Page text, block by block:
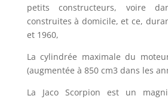
petits constructeurs, voire
construites à domicile, et ce,
et 1960,
La cylindrée maximale du
(augmentée à 850 cm3 dans les
La Jaco Scorpion est un